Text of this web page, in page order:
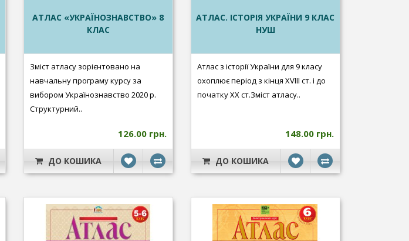
АТЛАС «УКРАЇНОЗНАВСТВО» 8
КЛАС
Зміст атласу зорієнтовано на
навчальну програму курсу за
вибором Українознавство 2020 р.
Структурний..
126.00 грн.
ДО КОШИКА
АТЛАС. ІСТОРІЯ УКРАЇНИ 9 КЛАС
НУШ
Атлас з історії України для 9 класу
охоплює період з кінця XVIIІ ст. і до
початку ХХ ст.Зміст атласу..
148.00 грн.
ДО КОШИКА